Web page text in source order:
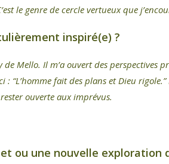
le genre de cercle vertueux que
inspiré(e) ?
Mello. Il m’a ouvert des perspectives
“L’homme fait des plans et Dieu
ouverte aux imprévus.
ou une nouvelle exploration